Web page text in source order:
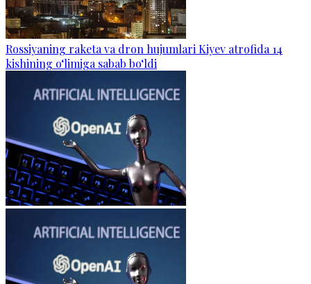
Rossiyaning raketa va dron hujumlari Kiyev atrofida 14
kishining o‘limiga sabab bo‘ldi